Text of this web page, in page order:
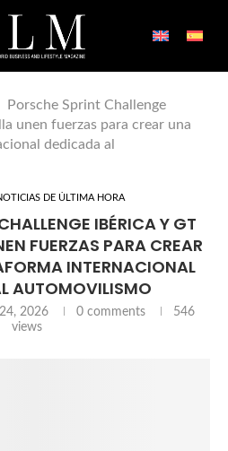
Porsche Sprint Challenge
unen fuerzas para crear una
dedicada al
DE ÚLTIMA HORA
IBÉRICA Y GT
FUERZAS PARA CREAR
INTERNACIONAL
AUTOMOVILISMO
2026 0 comments
546
views